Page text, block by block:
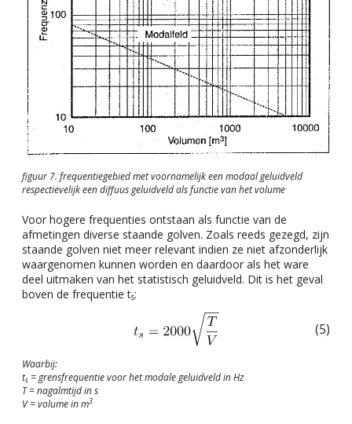
figuur 7. frequentiegebied met voornamelijk een modaal geluidveld
respectievelijk een diffuus geluidveld als functie van het volume
Voor hogere frequenties ontstaan als functie van de
afmetingen diverse staande golven. Zoals reeds gezegd, zijn
staande golven niet meer relevant indien ze niet afzonderlijk
waargenomen kunnen worden en daardoor als het ware
deel uitmaken van het statistisch geluidveld. Dit is het geval
boven de frequentie ts:
(5)
Waarbij:
ts = grensfrequentie voor het modale geluidveld in Hz
T = nagalmtijd in s
V = volume in m3